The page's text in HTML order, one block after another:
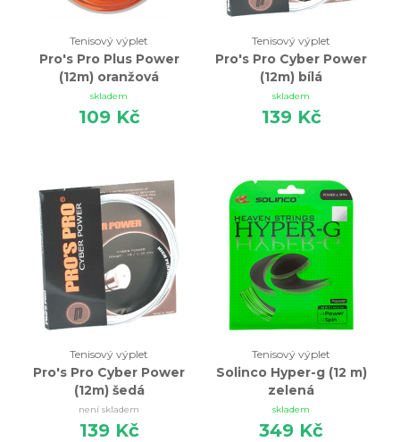
Tenisový výplet
Pro's Pro Plus Power
(12m) oranžová
skladem
109 Kč
Tenisový výplet
Pro's Pro Cyber Power
(12m) bílá
skladem
139 Kč
Tenisový výplet
Pro's Pro Cyber Power
(12m) šedá
není skladem
139 Kč
Tenisový výplet
Solinco Hyper-g (12 m)
zelená
skladem
349 Kč